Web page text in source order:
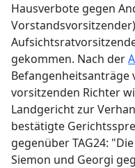
Hausverbote gegen
gekommen. Nach der
Befangenheitsanträge
vorsitzenden Richter
Landgericht zur
bestätigte
gegenüber TAG24:
Siemon und Georgi